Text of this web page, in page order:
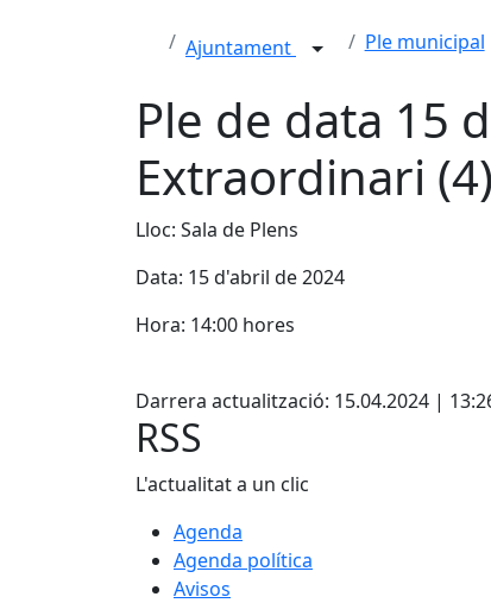
Ajuntament Ple municipal
Ple de data 15
Extraordinari (4)
Lloc: Sala de Plens
Data: 15 d'abril de 2024
Hora: 14:00 hores
Darrera actualització: 15.04.2024 |
RSS
L'actualitat a un clic
Agenda
Agenda política
Avisos